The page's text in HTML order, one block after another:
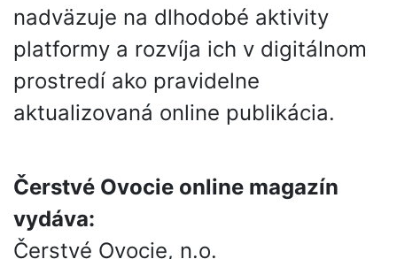
nadväzuje na dlhodobé aktivity
platformy a rozvíja ich v digitálnom
prostredí ako pravidelne
aktualizovaná online publikácia.
Čerstvé Ovocie online magazín
vydáva:
Čerstvé Ovocie, n.o.